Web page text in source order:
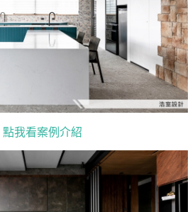
點我看案例介紹